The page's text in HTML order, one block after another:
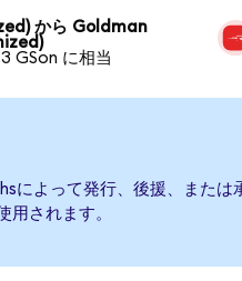
から Goldman
GSon に相当
によって発行、後援、また
用されます。